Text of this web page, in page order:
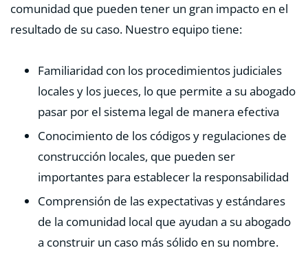
comunidad que pueden tener un gran impacto en el
resultado de su caso. Nuestro equipo tiene:
Familiaridad con los procedimientos judiciales
locales y los jueces, lo que permite a su abogado
pasar por el sistema legal de manera efectiva
Conocimiento de los códigos y regulaciones de
construcción locales, que pueden ser
importantes para establecer la responsabilidad
Comprensión de las expectativas y estándares
de la comunidad local que ayudan a su abogado
a construir un caso más sólido en su nombre.